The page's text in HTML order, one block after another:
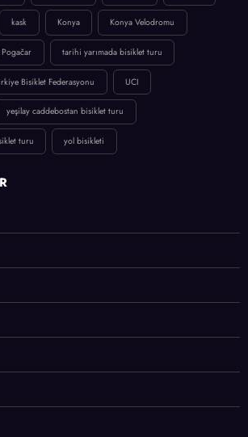
kask Konya Konya Velodromu
Pogačar tarihi yarımada bisiklet turu
Bisiklet Federasyonu UCI
yeşilay caddebostan bisiklet turu
turu yol bisikleti